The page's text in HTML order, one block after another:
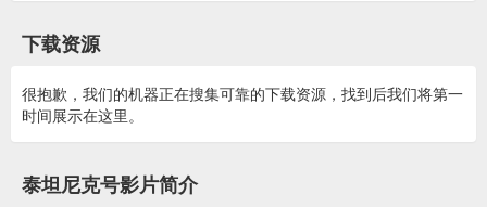
下载资源
很抱歉，我们的机器正在搜集可靠的下载资源，找到后我们将第一
时间展示在这里。
泰坦尼克号影片简介